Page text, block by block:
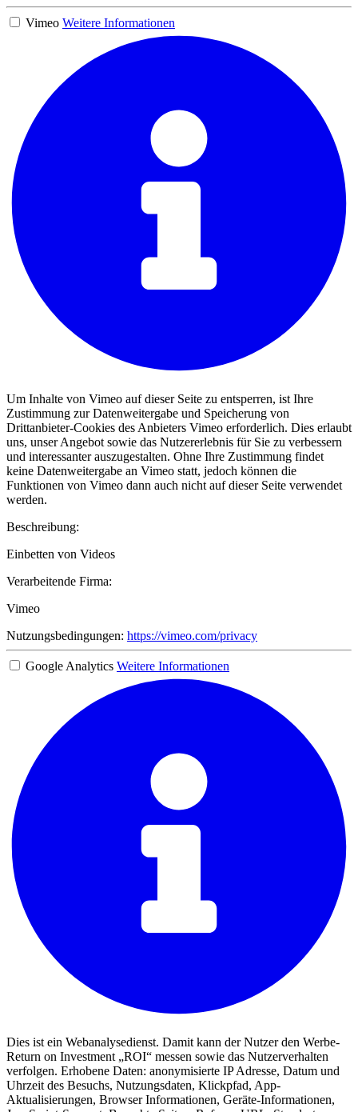
Vimeo Weitere Informationen
Um Inhalte von Vimeo auf dieser Seite zu entsperren, ist Ihre
Zustimmung zur Datenweitergabe und Speicherung von
Drittanbieter-Cookies des Anbieters Vimeo erforderlich. Dies erlaubt
uns, unser Angebot sowie das Nutzererlebnis für Sie zu verbessern
und interessanter auszugestalten. Ohne Ihre Zustimmung findet
keine Datenweitergabe an Vimeo statt, jedoch können die
Funktionen von Vimeo dann auch nicht auf dieser Seite verwendet
werden.
Beschreibung:
Einbetten von Videos
Verarbeitende Firma:
Vimeo
Nutzungsbedingungen: https://vimeo.com/privacy
Google Analytics Weitere Informationen
Dies ist ein Webanalysedienst. Damit kann der Nutzer den Werbe-
Return on Investment „ROI“ messen sowie das Nutzerverhalten
verfolgen. Erhobene Daten: anonymisierte IP Adresse, Datum und
Uhrzeit des Besuchs, Nutzungsdaten, Klickpfad, App-
Aktualisierungen, Browser Informationen, Geräte-Informationen,